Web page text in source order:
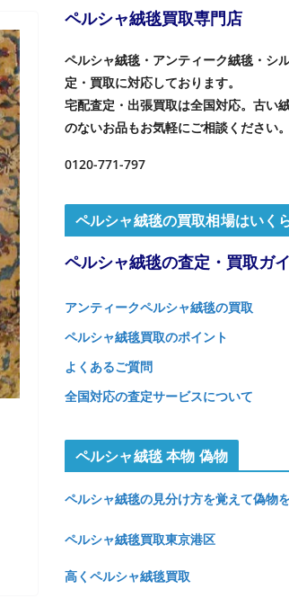
ペルシャ絨毯買取専門店
ペルシャ絨毯・アンティーク絨毯・シ
定・買取に対応しております。
宅配査定・出張買取は全国対応。古い
のないお品もお気軽にご相談ください。
0120-771-797
ペルシャ絨毯の買取相場はいく
ペルシャ絨毯の査定・買取ガ
アンティークペルシャ絨毯の買取
ペルシャ絨毯買取のポイント
よくあるご質問
全国対応の査定サービスについて
ペルシャ絨毯 本物 偽物
ペルシャ絨毯の見分け方を覚えて偽物
ペルシャ絨毯買取東京港区
高くペルシャ絨毯買取